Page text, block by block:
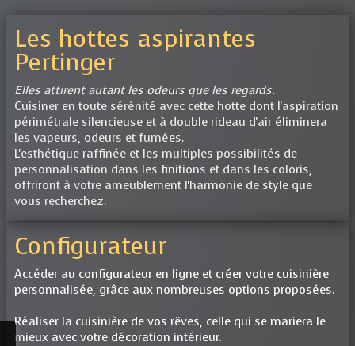
Les hottes aspirantes
Pertinger
Elles attirent autant les odeurs que les regards.
Cuisiner en toute sérénité avec cette hotte dont l'aspiration
périmétrale silencieuse et à double rideau d'air éliminera
les vapeurs, odeurs et fumées.
L'esthétique raffinée et les multiples possibilités de
personnalisation dans les finitions et dans les coloris,
offriront à votre ameublement l'harmonie de style que
vous recherchez.
Configurateur
Accéder au configurateur en ligne et créer votre cuisinière
personnalisée, grâce aux nombreuses options proposées.
Réaliser la cuisinière de vos rêves, celle qui se mariera le
mieux avec votre décoration intérieur.